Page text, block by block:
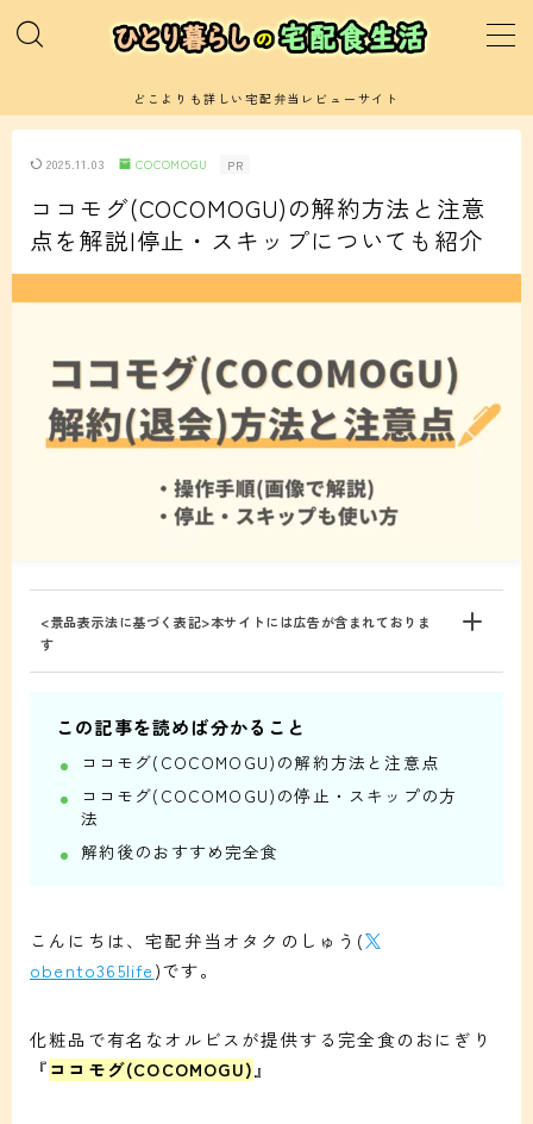
どこよりも詳しい宅配弁当レビューサイト
運営者プロフィールと当サイトの紹介
サイトマップ(記事一覧)
お問い合わせ
2025.11.03 COCOMOGU PR
ココモグ(COCOMOGU)の解約方法と注意
点を解説|停止・スキップについても紹介
<景品表示法に基づく表記>本サイトには広告が含まれておりま
す
この記事を読めば分かること
ココモグ(COCOMOGU)の解約方法と注意点
ココモグ(COCOMOGU)の停止・スキップの方
法
解約後のおすすめ完全食
こんにちは、宅配弁当オタクのしゅう(
obento365life)です。
化粧品で有名なオルビスが提供する完全食のおにぎり
『ココモグ(COCOMOGU) 』